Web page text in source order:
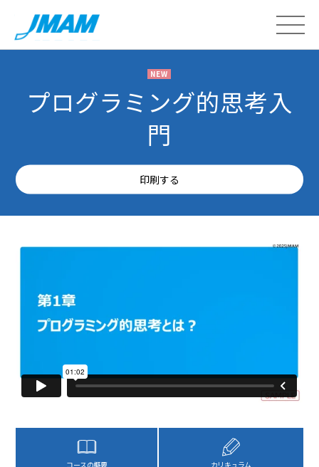
NEW
プログラミング的思考入
門
印刷する
コースの概要 カリキュラム